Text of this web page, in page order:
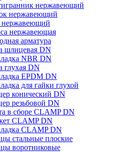
нержавеющий
нержавеющий
нержавеющий
нержавеющая
арматура
шлицевая DN
NBR DN
глухая DN
EPDM DN
для гайки глухой
конический DN
резьбовой DN
в сборе CLAMP DN
CLAMP DN
CLAMP DN
стальные плоские
воротниковые